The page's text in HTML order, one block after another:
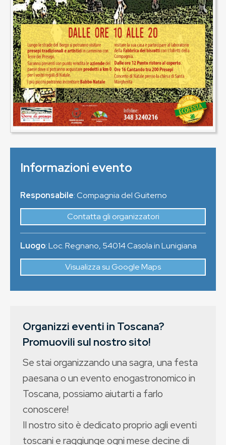
Informazioni evento
Responsabile: Compagnia del Guiterno
Contatta gli organizzatori
Luogo:Loc. Regnano, 54014Casola in Lunigiana
Visualizza su Google Maps
Organizzi eventi in Toscana?
Promuovili sul nostro sito!
Se stai organizzando una sagra, una festa
paesana o un evento enogastronomico in
Toscana, possiamo aiutarti a farlo
conoscere!
Il nostro sito è dedicato proprio agli eventi
toscani e raggiunge ogni mese decine di